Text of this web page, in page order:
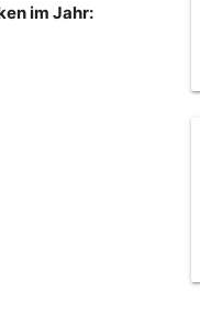
im Jahr: